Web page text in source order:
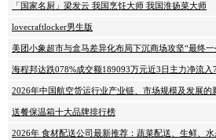
「国家名厨」梁发云 我国烹饪大师 我国淮扬菜大师
lovecraftlocker男生版
美团小象超市与盒马差异化布局下沉商场攻坚“最终
海程邦达跌078%成交额189093万元近3日主力净流入
2026年中国航空货运行业产业链、市场规模及发展的
送餐保温箱十大品牌排行榜
2026年 食材配送公司最新推荐：蔬菜配送、生鲜、